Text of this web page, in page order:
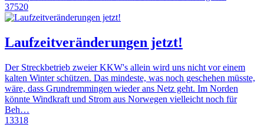
37520
Laufzeitveränderungen jetzt!
Der Streckbetrieb zweier KKW's allein wird uns nicht vor einem
kalten Winter schützen. Das mindeste, was noch geschehen müsste,
wäre, dass Grundremmingen wieder ans Netz geht. Im Norden
könnte Windkraft und Strom aus Norwegen vielleicht noch für
Beh…
13318